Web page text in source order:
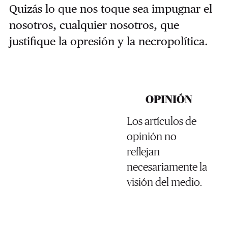
Quizás lo que nos toque sea impugnar el
nosotros, cualquier nosotros, que
justifique la opresión y la necropolítica.
OPINIÓN
Los artículos de
opinión no
reflejan
necesariamente la
visión del medio.